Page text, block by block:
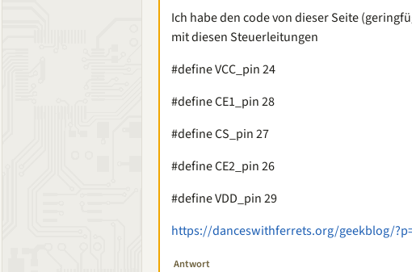
Ich habe den code von dieser Seite
mit diesen Steuerleitungen
#define VCC_pin 24
#define CE1_pin 28
#define CS_pin 27
#define CE2_pin 26
#define VDD_pin 29
https://danceswithferrets.org/geekblog/
Antwort